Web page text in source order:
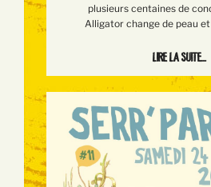
plusieurs centaines de
Alligator change de peau
Lire la suite...